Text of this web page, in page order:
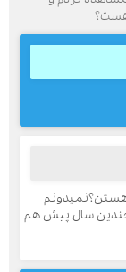
سال پیش هم
ارسال